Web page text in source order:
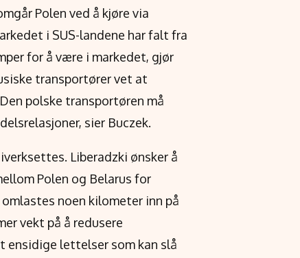
Polen ved å kjøre via
i SUS-landene har falt fra
for å være i markedet, gjør
transportører vet at
polske transportøren må
sier Buczek.
Liberadzki ønsker å
Polen og Belarus for
noen kilometer inn på
vekt på å redusere
ensidige lettelser som kan slå